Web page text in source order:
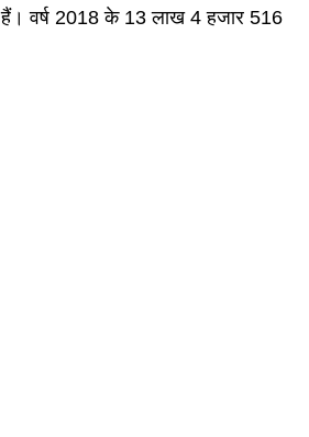
वर्ष 2018 के 13 लाख 4 हजार 516